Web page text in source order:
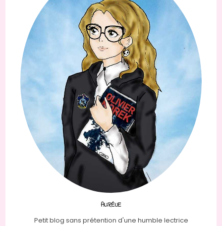
AURÉLIE
Petit blog sans prétention d'une humble lectrice